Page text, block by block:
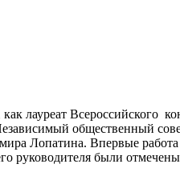
лауреат Всероссийского
общественный
Лопатина. Впервые
руководителя были